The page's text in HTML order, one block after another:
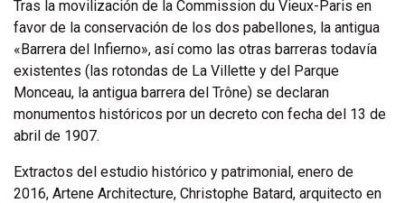
Tras la movilización de la Commission du Vieux-Paris en
favor de la conservación de los dos pabellones, la antigua
«Barrera del Infierno», así como las otras barreras todavía
existentes (las rotondas de La Villette y del Parque
Monceau, la antigua barrera del Trône) se declaran
monumentos históricos por un decreto con fecha del 13 de
abril de 1907.
Extractos del estudio histórico y patrimonial, enero de
2016, Artene Architecture, Christophe Batard, arquitecto en